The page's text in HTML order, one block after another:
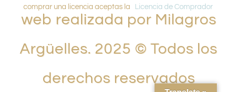
comprar una licencia aceptas la
Licencia de Comprador
web realizada por Milagros
Argüelles. 2025 © Todos los
derechos reservados